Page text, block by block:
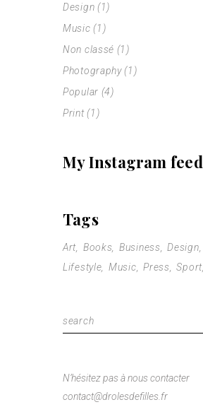
Design (1)
Music (1)
Non classé (1)
Photography(1)
Popular (4)
Print(1)
My Instagram feed
Tags
Art Books Business Design
Lifestyle
Music Press Sport
Search
for:
N’hésitez pas à nous contacter
contact@drolesdefilles.fr